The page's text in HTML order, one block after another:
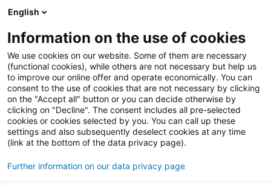
English
Information on the use of cookies
We use cookies on our website. Some of them are necessary
(functional cookies), while others are not necessary but help us
to improve our online offer and operate economically. You can
consent to the use of cookies that are not necessary by clicking
on the "Accept all" button or you can decide otherwise by
clicking on "Decline". The consent includes all pre-selected
cookies or cookies selected by you. You can call up these
settings and also subsequently deselect cookies at any time
(link at the bottom of the data privacy page).
Further information on our data privacy page